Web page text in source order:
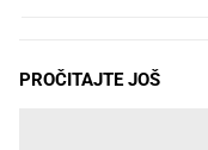
PROČITAJTE JOŠ